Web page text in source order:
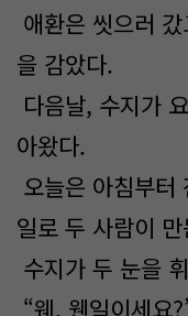
애환은 씻으러
을 감았다.
다음날, 수지가
아왔다.
오늘은 아침부터
일로 두 사람이
수지가 두 눈을
“웨, 웬일이세요